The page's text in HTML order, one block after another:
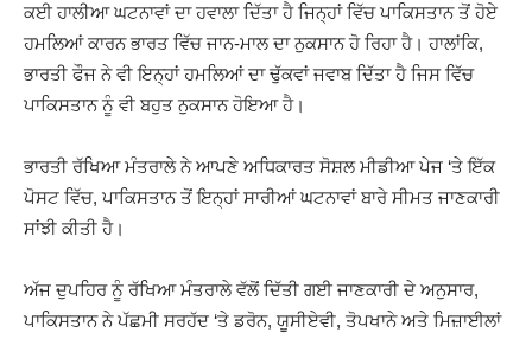
ਕਈ ਹਾਲੀਆ ਘਟਨਾਵਾਂ ਦਾ ਹਵਾਲਾ ਦਿੱਤਾ ਹੈ ਜਿਨ੍ਹਾਂ ਵਿੱਚ ਪਾਕਿਸਤਾਨ ਤੋਂ ਹੋਏ
ਹਮਲਿਆਂ ਕਾਰਨ ਭਾਰਤ ਵਿੱਚ ਜਾਨ-ਮਾਲ ਦਾ ਨੁਕਸਾਨ ਹੋ ਰਿਹਾ ਹੈ। ਹਾਲਾਂਕਿ,
ਭਾਰਤੀ ਫੌਜ ਨੇ ਵੀ ਇਨ੍ਹਾਂ ਹਮਲਿਆਂ ਦਾ ਢੁੱਕਵਾਂ ਜਵਾਬ ਦਿੱਤਾ ਹੈ ਜਿਸ ਵਿੱਚ
ਪਾਕਿਸਤਾਨ ਨੂੰ ਵੀ ਬਹੁਤ ਨੁਕਸਾਨ ਹੋਇਆ ਹੈ।
ਭਾਰਤੀ ਰੱਖਿਆ ਮੰਤਰਾਲੇ ਨੇ ਆਪਣੇ ਅਧਿਕਾਰਤ ਸੋਸ਼ਲ ਮੀਡੀਆ ਪੇਜ ‘ਤੇ ਇੱਕ
ਪੋਸਟ ਵਿੱਚ, ਪਾਕਿਸਤਾਨ ਤੋਂ ਇਨ੍ਹਾਂ ਸਾਰੀਆਂ ਘਟਨਾਵਾਂ ਬਾਰੇ ਸੀਮਤ ਜਾਣਕਾਰੀ
ਸਾਂਝੀ ਕੀਤੀ ਹੈ।
ਅੱਜ ਦੁਪਹਿਰ ਨੂੰ ਰੱਖਿਆ ਮੰਤਰਾਲੇ ਵੱਲੋਂ ਦਿੱਤੀ ਗਈ ਜਾਣਕਾਰੀ ਦੇ ਅਨੁਸਾਰ,
ਪਾਕਿਸਤਾਨ ਨੇ ਪੱਛਮੀ ਸਰਹੱਦ ‘ਤੇ ਡਰੋਨ, ਯੂਸੀਏਵੀ, ਤੋਪਖਾਨੇ ਅਤੇ ਮਿਜ਼ਾਈਲਾਂ